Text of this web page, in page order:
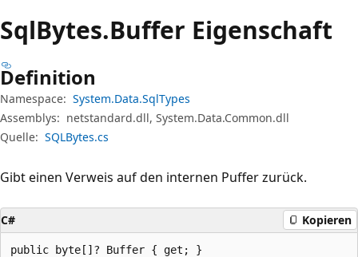
SqlBytes.Buffer Eigenschaft
Definition
Namespace: System.Data.SqlTypes
Assemblys: netstandard.dll, System.Data.Common.dll
Quelle: SQLBytes.cs
Gibt einen Verweis auf den internen Puffer zurück.
C# Kopieren
public byte[]? Buffer { get; }